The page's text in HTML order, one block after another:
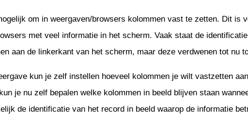
om in weergaven/browsers kolommen vast te zetten. Dit is
met veel informatie in het scherm. Vaak staat de
aan de linkerkant van het scherm, maar deze verdwenen tot nu
kun je zelf instellen hoeveel kolommen je wilt vastzetten
je nu zelf bepalen welke kolommen in beeld blijven staan
de identificatie van het record in beeld waarop de informatie